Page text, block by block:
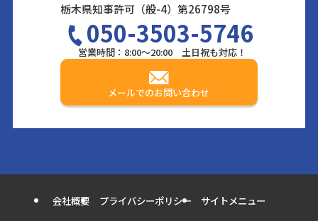
栃木県知事許可（般-4）第26798号
050-3503-5746
営業時間：8:00～20:00 土日祝も対応！
メールでのお問い合わせ
会社概要 プライバシーポリシー サイトメニュー